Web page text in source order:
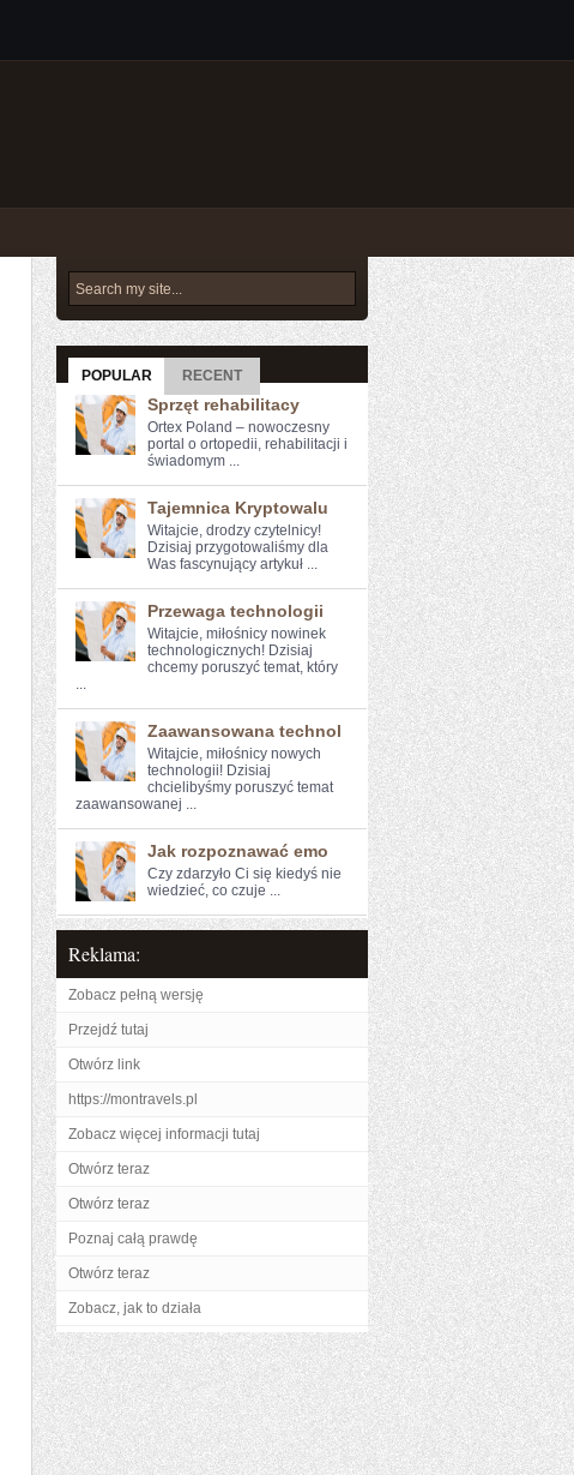
POPULAR RECENT
Sprzęt rehabilitacy
Ortex Poland – nowoczesny
portal o ortopedii, rehabilitacji i
świadomym ...
Tajemnica Kryptowalu
Witajcie, drodzy czytelnicy!
⁢Dzisiaj przygotowaliśmy ​dla
⁣Was fascynujący artykuł ...
Przewaga technologii
Witajcie, miłośnicy nowinek
technologicznych! Dzisiaj
chcemy poruszyć temat, ⁣który
...
Zaawansowana technol
Witajcie, miłośnicy nowych⁢
technologii! Dzisiaj
chcielibyśmy poruszyć temat
zaawansowanej ...
Jak rozpoznawać emo
Czy zdarzyło Ci ‌się kiedyś ⁤nie
wiedzieć, ‍co czuje ...
Reklama:
Zobacz pełną wersję
Przejdź tutaj
Otwórz link
https://montravels.pl
Zobacz więcej informacji tutaj
Otwórz teraz
Otwórz teraz
Poznaj całą prawdę
Otwórz teraz
Zobacz, jak to działa